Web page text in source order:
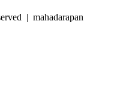
| mahadarapan